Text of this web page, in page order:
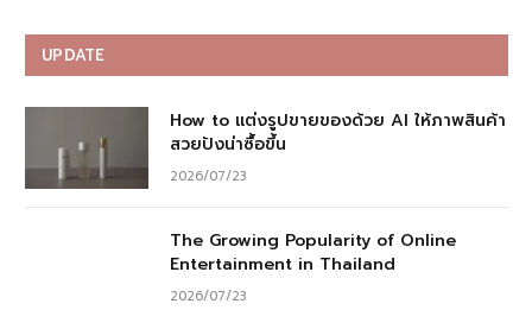
UPDATE
How to แต่งรูปขายของด้วย AI ให้ภาพสินค้า
สวยปังน่าซื้อขึ้น
2026/07/23
The Growing Popularity of Online
Entertainment in Thailand
2026/07/23